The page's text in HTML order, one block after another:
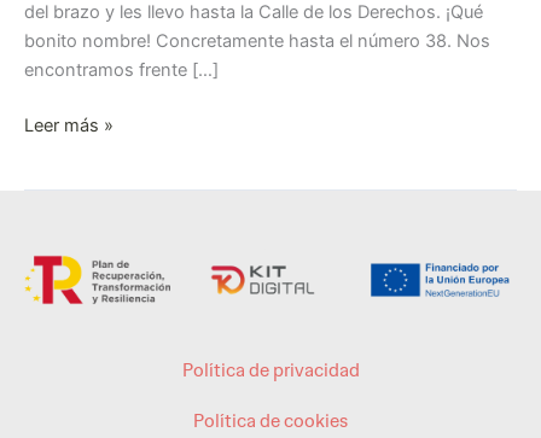
del brazo y les llevo hasta la Calle de los Derechos. ¡Qué
bonito nombre! Concretamente hasta el número 38. Nos
encontramos frente […]
Leer más »
Política de privacidad
Política de cookies